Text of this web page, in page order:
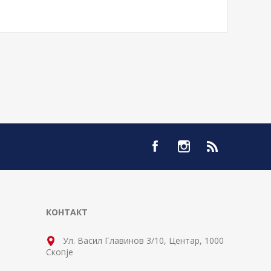
КОНТАКТ
Ул. Васил Главинов 3/10, Центар, 1000
Скопје